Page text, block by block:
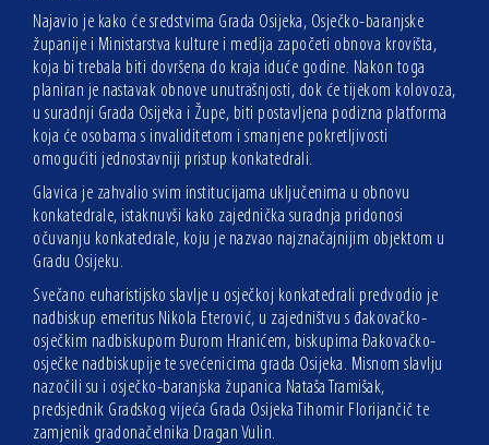
Najavio je kako će sredstvima Grada Osijeka, Osječko-baranjske
županije i Ministarstva kulture i medija započeti obnova krovišta,
koja bi trebala biti dovršena do kraja iduće godine. Nakon toga
planiran je nastavak obnove unutrašnjosti, dok će tijekom kolovoza,
u suradnji Grada Osijeka i Župe, biti postavljena podizna platforma
koja će osobama s invaliditetom i smanjene pokretljivosti
omogućiti jednostavniji pristup konkatedrali.
Glavica je zahvalio svim institucijama uključenima u obnovu
konkatedrale, istaknuvši kako zajednička suradnja pridonosi
očuvanju konkatedrale, koju je nazvao najznačajnijim objektom u
Gradu Osijeku.
Svečano euharistijsko slavlje u osječkoj konkatedrali predvodio je
nadbiskup emeritus Nikola Eterović, u zajedništvu s đakovačko-
osječkim nadbiskupom Đurom Hranićem, biskupima Đakovačko-
osječke nadbiskupije te svećenicima grada Osijeka. Misnom slavlju
nazočili su i osječko-baranjska županica Nataša Tramišak,
predsjednik Gradskog vijeća Grada Osijeka Tihomir Florijančič te
zamjenik gradonačelnika Dragan Vulin.